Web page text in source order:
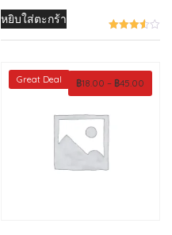
หยิบใส่ตะกร้า
Great Deal ฿18.00 – ฿45.00